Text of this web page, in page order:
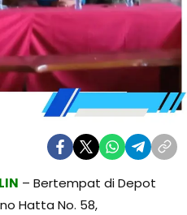
– Bertempat di Depot
Hatta No. 58,